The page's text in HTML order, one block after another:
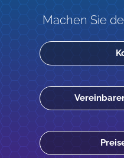
Machen Sie